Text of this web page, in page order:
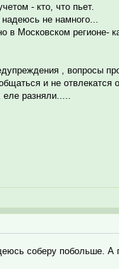
- кто, что пьет.
не намного...
в Московском регионе-
, вопросы
и не отвлекатся
разняли.....
соберу побольше. А